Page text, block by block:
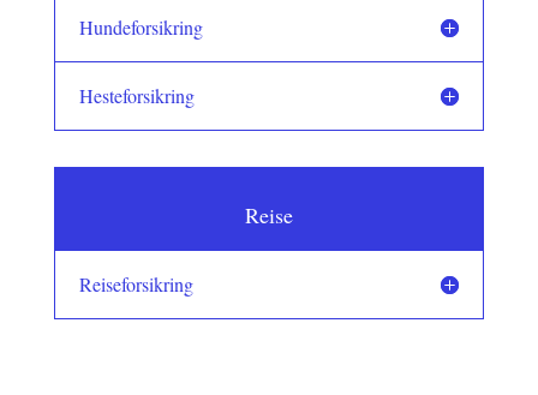
Hundeforsikring
Hesteforsikring
Reise
Reiseforsikring